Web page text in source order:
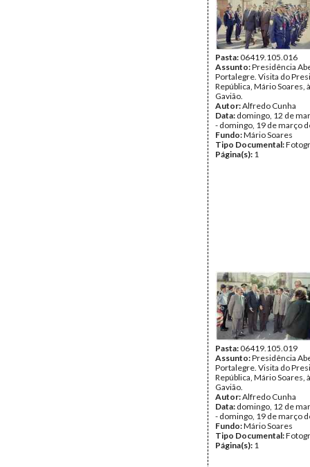
Pasta:06419.105.016
Assunto:Presidência
Portalegre. Visita do
República, Mário Soares,
Gavião.
Autor:Alfredo Cunha
Data: domingo, 12 de
- domingo, 19 de março
Fundo:Mário Soares
Tipo Documental:
Página(s): 1
Pasta:06419.105.019
Assunto:Presidência
Portalegre. Visita do
República, Mário Soares,
Gavião.
Autor:Alfredo Cunha
Data: domingo, 12 de
- domingo, 19 de março
Fundo:Mário Soares
Tipo Documental:
Página(s): 1